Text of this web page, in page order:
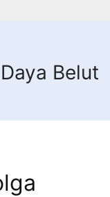
Belut